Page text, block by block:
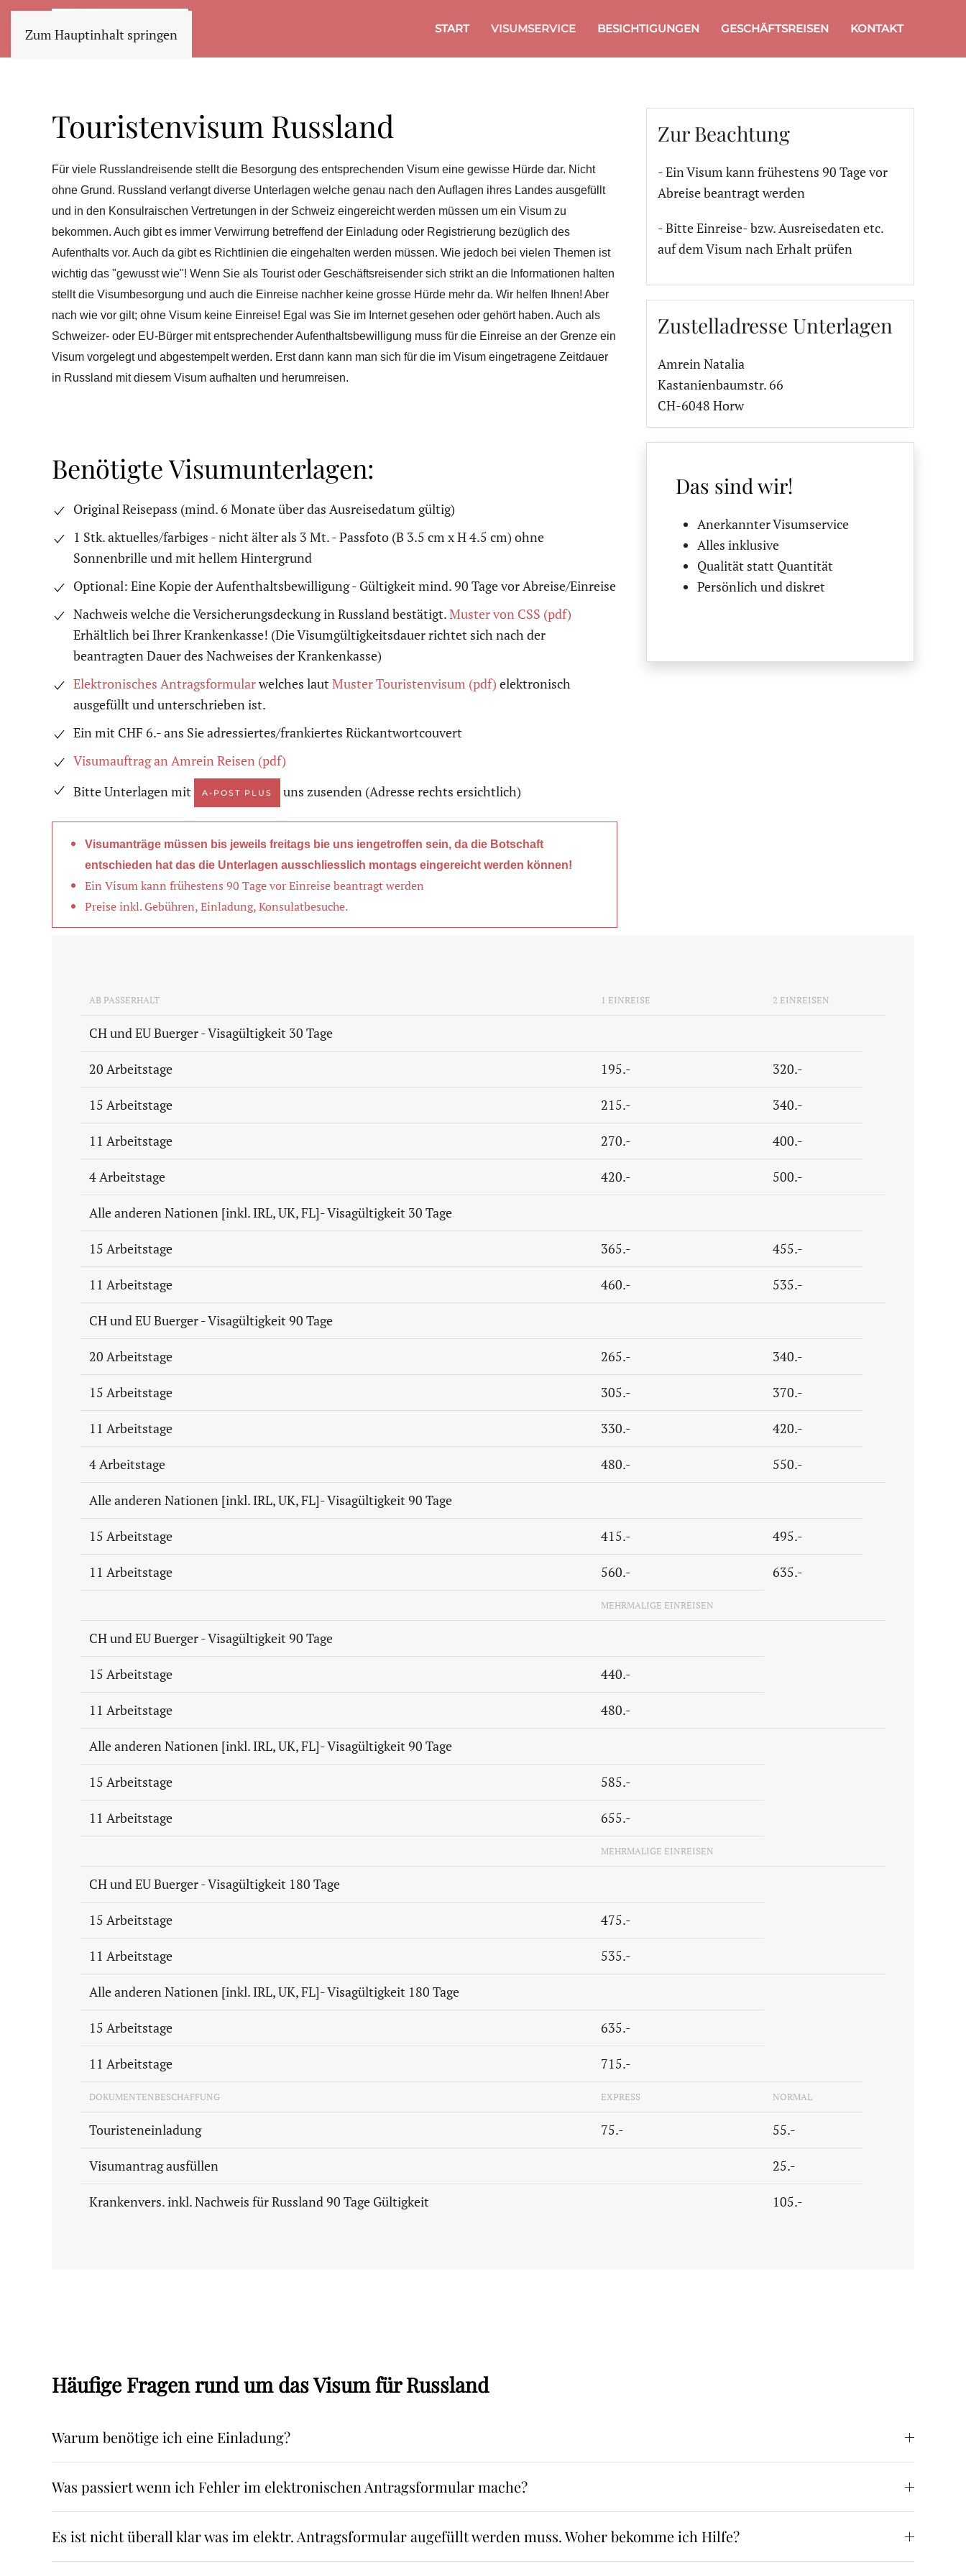
Zum Hauptinhalt springen START VISUMSERVICE BESICHTIGUNGEN GESCHÄFTSREISEN KONTAKT
Touristenvisum Russland
Für viele Russlandreisende stellt die Besorgung des entsprechenden Visum eine gewisse Hürde dar. Nicht
ohne Grund. Russland verlangt diverse Unterlagen welche genau nach den Auflagen ihres Landes ausgefüllt
und in den Konsulraischen Vertretungen in der Schweiz eingereicht werden müssen um ein Visum zu
bekommen. Auch gibt es immer Verwirrung betreffend der Einladung oder Registrierung bezüglich des
Aufenthalts vor. Auch da gibt es Richtlinien die eingehalten werden müssen. Wie jedoch bei vielen Themen ist
wichtig das "gewusst wie"! Wenn Sie als Tourist oder Geschäftsreisender sich strikt an die Informationen halten
stellt die Visumbesorgung und auch die Einreise nachher keine grosse Hürde mehr da. Wir helfen Ihnen! Aber
nach wie vor gilt; ohne Visum keine Einreise! Egal was Sie im Internet gesehen oder gehört haben. Auch als
Schweizer- oder EU-Bürger mit entsprechender Aufenthaltsbewilligung muss für die Einreise an der Grenze ein
Visum vorgelegt und abgestempelt werden. Erst dann kann man sich für die im Visum eingetragene Zeitdauer
in Russland mit diesem Visum aufhalten und herumreisen.
Benötigte Visumunterlagen:
Original Reisepass (mind. 6 Monate über das Ausreisedatum gültig)
1 Stk. aktuelles/farbiges - nicht älter als 3 Mt. - Passfoto (B 3.5 cm x H 4.5 cm) ohne
Sonnenbrille und mit hellem Hintergrund
Optional: Eine Kopie der Aufenthaltsbewilligung - Gültigkeit mind. 90 Tage vor Abreise/Einreise
Nachweis welche die Versicherungsdeckung in Russland bestätigt.Muster von CSS (pdf)
Erhältlich bei Ihrer Krankenkasse! (Die Visumgültigkeitsdauer richtet sich nach der
beantragten Dauer des Nachweises der Krankenkasse)
Elektronisches Antragsformularwelches laut Muster Touristenvisum (pdf) elektronisch
ausgefüllt und unterschrieben ist.
Ein mit CHF 6.- ans Sie adressiertes/frankiertes Rückantwortcouvert
Visumauftrag an Amrein Reisen (pdf)
Bitte Unterlagen mit
A-POST PLUS uns zusenden (Adresse rechts ersichtlich)
Visumanträge müssen bis jeweils freitags bie uns iengetroffen sein, da die Botschaft
entschieden hat das die Unterlagen ausschliesslich montags eingereicht werden können!
Ein Visum kann frühestens 90 Tage vor Einreise beantragt werden
Preise inkl. Gebühren, Einladung, Konsulatbesuche.
Zur Beachtung
- Ein Visum kann frühestens 90 Tage vor
Abreise beantragt werden
- Bitte Einreise- bzw. Ausreisedaten etc.
auf dem Visum nach Erhalt prüfen
Zustelladresse Unterlagen
Amrein Natalia
Kastanienbaumstr. 66
CH-6048 Horw
Das sind wir!
Anerkannter Visumservice
Alles inklusive
Qualität statt Quantität
Persönlich und diskret
AB PASSERHALT 1 EINREISE 2 EINREISEN
CH und EU Buerger - Visagültigkeit 30 Tage
20 Arbeitstage 195.- 320.-
15 Arbeitstage 215.- 340.-
11 Arbeitstage 270.- 400.-
4 Arbeitstage 420.- 500.-
Alle anderen Nationen [inkl. IRL, UK, FL]- Visagültigkeit 30 Tage
15 Arbeitstage 365.- 455.-
11 Arbeitstage 460.- 535.-
CH und EU Buerger - Visagültigkeit 90 Tage
20 Arbeitstage 265.- 340.-
15 Arbeitstage 305.- 370.-
11 Arbeitstage 330.- 420.-
4 Arbeitstage 480.- 550.-
Alle anderen Nationen [inkl. IRL, UK, FL]- Visagültigkeit 90 Tage
15 Arbeitstage 415.- 495.-
11 Arbeitstage 560.- 635.-
MEHRMALIGE EINREISEN
CH und EU Buerger - Visagültigkeit 90 Tage
15 Arbeitstage 440.-
11 Arbeitstage 480.-
Alle anderen Nationen [inkl. IRL, UK, FL]- Visagültigkeit 90 Tage
15 Arbeitstage 585.-
11 Arbeitstage 655.-
MEHRMALIGE EINREISEN
CH und EU Buerger - Visagültigkeit 180 Tage
15 Arbeitstage 475.-
11 Arbeitstage 535.-
Alle anderen Nationen [inkl. IRL, UK, FL]- Visagültigkeit 180 Tage
15 Arbeitstage 635.-
11 Arbeitstage 715.-
DOKUMENTENBESCHAFFUNG EXPRESS NORMAL
Touristeneinladung 75.- 55.-
Visumantrag ausfüllen 25.-
Krankenvers. inkl. Nachweis für Russland 90 Tage Gültigkeit 105.-
Häufige Fragen rund um das Visum für Russland
Warum benötige ich eine Einladung?
Was passiert wenn ich Fehler im elektronischen Antragsformular mache?
Es ist nicht überall klar was im elektr. Antragsformular augefüllt werden muss. Woher bekomme ich Hilfe?